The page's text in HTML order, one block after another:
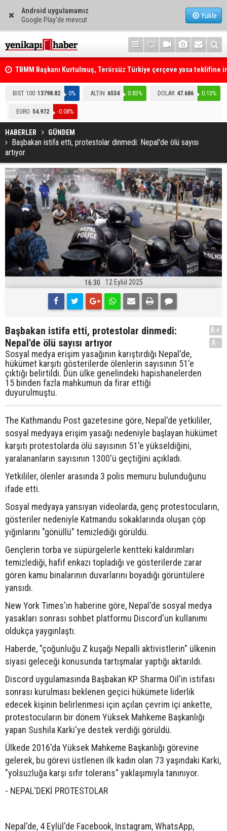
Android uygulamamız
Google Play'de mevcut
Yükle
attı
Telefonla arayıp "RTÜK'ten geliyoruz" dediler: Medyayı hedef alan
akılalmaz tuzak ifşa oldu
BIST 100 13798.82 0% ALTIN 6534 0.83% DOLAR 47.686 0.13%
EURO 54.972 -0.08%
HABERLER GÜNDEM
Başbakan istifa etti, protestolar dinmedi: Nepal'de ölü sayısı
artıyor
16:30 12 Eylül 2025
Başbakan istifa etti, protestolar dinmedi:
Nepal'de ölü sayısı artıyor
Sosyal medya erişim yasağının karıştırdığı Nepal'de,
hükümet karşıtı gösterilerde ölenlerin sayısının 51'e
çıktığı belirtildi. Dün ülke genelindeki hapishanelerden
15 binden fazla mahkumun da firar ettiği
duyurulmuştu.
A+
A-
The Kathmandu Post gazetesine göre, Nepal'de yetkililer,
sosyal medyaya erişim yasağı nedeniyle başlayan hükümet
karşıtı protestolarda ölü sayısının 51'e yükseldiğini,
yaralananların sayısının 1300'ü geçtiğini açıkladı.
Yetkililer, ölenler arasında 3 polis memuru bulunduğunu
ifade etti.
Sosyal medyaya yansıyan videolarda, genç protestocuların,
gösteriler nedeniyle Katmandu sokaklarında oluşan çöp
yığınlarını "gönüllü" temizlediği görüldü.
Gençlerin torba ve süpürgelerle kentteki kaldırımları
temizlediği, hafif enkazı topladığı ve gösterilerde zarar
gören kamu binalarının duvarlarını boyadığı görüntülere
yansıdı.
New York Times'ın haberine göre, Nepal'de sosyal medya
yasakları sonrası sohbet platformu Discord'un kullanımı
oldukça yaygınlaştı.
Haberde, "çoğunluğu Z kuşağı Nepalli aktivistlerin" ülkenin
siyasi geleceği konusunda tartışmalar yaptığı aktarıldı.
Discord uygulamasında Başbakan KP Sharma Oil'in istifası
sonrası kurulması beklenen geçici hükümete liderlik
edecek kişinin belirlenmesi için açılan çevrim içi ankette,
protestocuların bir dönem Yüksek Mahkeme Başkanlığı
yapan Sushila Karki'ye destek verdiği görüldü.
Ülkede 2016'da Yüksek Mahkeme Başkanlığı görevine
gelerek, bu görevi üstlenen ilk kadın olan 73 yaşındaki Karki,
"yolsuzluğa karşı sıfır tolerans" yaklaşımıyla tanınıyor.
- NEPAL'DEKİ PROTESTOLAR
Nepal'de, 4 Eylül'de Facebook, Instagram, WhatsApp,